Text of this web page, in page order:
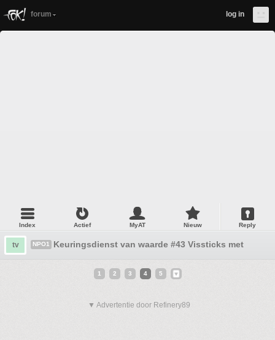
forum log in
Index Actief MyAT Nieuw Reply
tv NPO1 Keuringsdienst van waarde #43 Vissticks met
1 2 3 4 5
▼ Advertentie door Refinery89